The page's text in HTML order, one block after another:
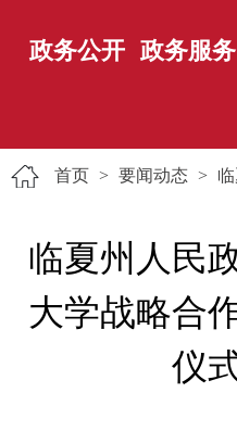
政务公开 政务服务
首页 > 要闻动态 >
临夏州人民
大学战略合
仪